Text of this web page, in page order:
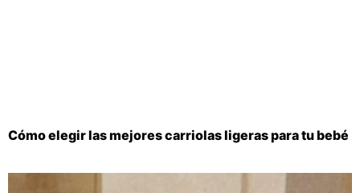
Cómo elegir las mejores carriolas ligeras para tu bebé